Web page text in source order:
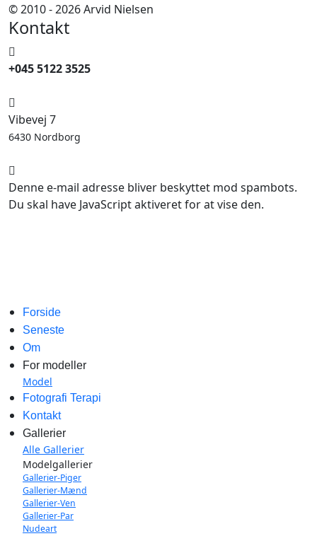
© 2010 - 2026 Arvid Nielsen
Kontakt
+045 5122 3525
Vibevej 7
6430 Nordborg
Denne e-mail adresse bliver beskyttet mod spambots.
Du skal have JavaScript aktiveret for at vise den.
Forside
Seneste
Om
For modeller
Model
Fotografi Terapi
Kontakt
Gallerier
Alle Gallerier
Modelgallerier
Gallerier-Piger
Gallerier-Mænd
Gallerier-Ven
Gallerier-Par
Nudeart